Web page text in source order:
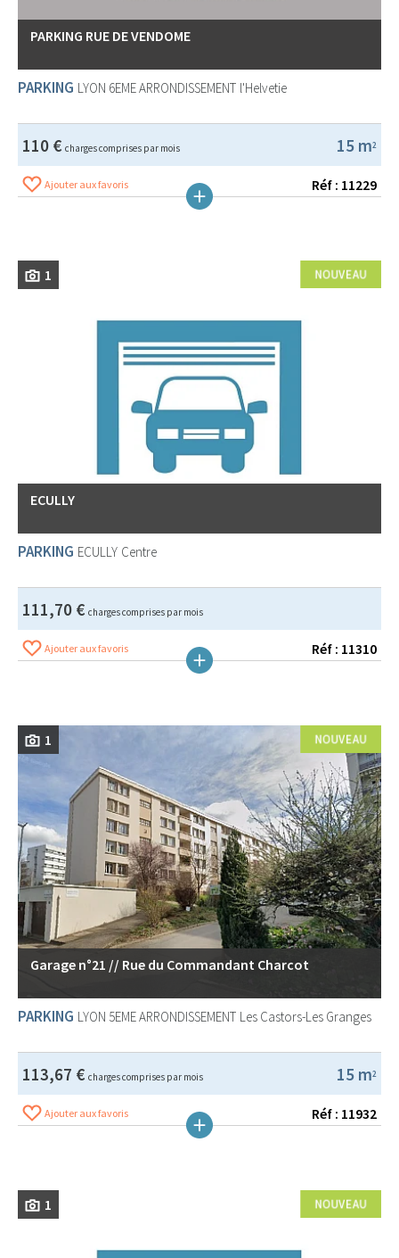
PARKING RUE DE VENDOME
PARKING LYON 6EME ARRONDISSEMENT l'Helvetie
15 m2
110 € charges comprises par mois
Ajouter aux favoris Réf : 11229
1
ECULLY
PARKING ECULLY Centre
111,70 € charges comprises par mois
Ajouter aux favoris Réf : 11310
1
Garage n°21 // Rue du Commandant Charcot
PARKING LYON 5EME ARRONDISSEMENT Les Castors-Les Granges
15 m2
113,67 € charges comprises par mois
Ajouter aux favoris Réf : 11932
1